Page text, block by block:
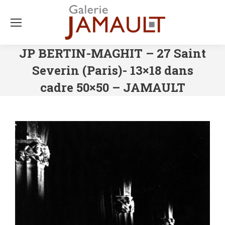
JP BERTIN-MAGHIT – 27 Saint
Severin (Paris)- 13×18 dans
cadre 50×50 – JAMAULT